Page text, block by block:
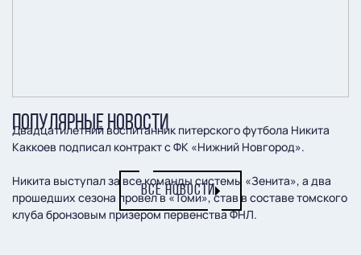
Двадцатилетний воспитанник питерского футбола Никита
Каккоев подписал контракт с ФК «Нижний Новгород».
Никита выступал за все команды системы «Зенита», а два
прошедших сезона провел в «Томи», став в составе томского
клуба бронзовым призером первенства ФНЛ.
ПОПУЛЯРНЫЕ НОВОСТИ
ВСЕ НОВОСТИ